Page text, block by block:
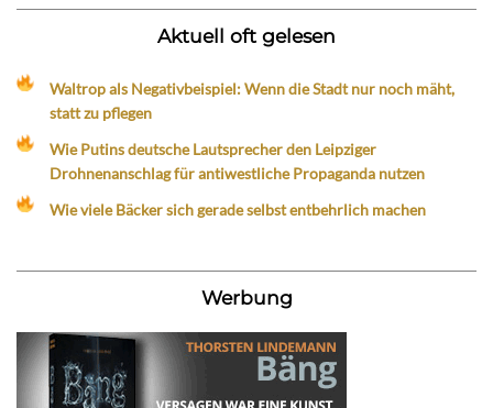
Aktuell oft gelesen
Waltrop als Negativbeispiel: Wenn die Stadt nur noch mäht,
statt zu pflegen
Wie Putins deutsche Lautsprecher den Leipziger
Drohnenanschlag für antiwestliche Propaganda nutzen
Wie viele Bäcker sich gerade selbst entbehrlich machen
Werbung